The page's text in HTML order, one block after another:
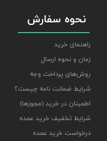
نحوه سفارش
راهنمای خرید
زمان و نحوه ارسال
روش‌های پرداخت وجه
شرایط ضمانت نامه چیست؟
اطمینان در خرید (مجوزها)
شرایط تخفیف خرید عمده
درخواست خرید عمده